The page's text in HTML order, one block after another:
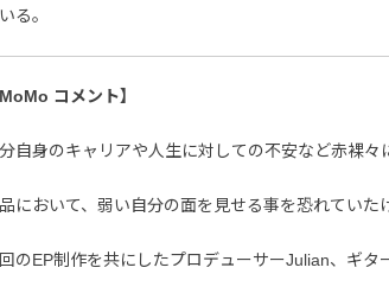
る。
MoMo コメント】
自身のキャリアや人生に対しての不安など赤裸々
において、弱い自分の面を見せる事を恐れていた
のEP制作を共にしたプロデューサーJulian、ギタ